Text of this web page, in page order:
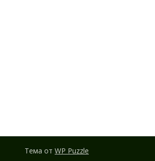
Тема от WP Puzzle